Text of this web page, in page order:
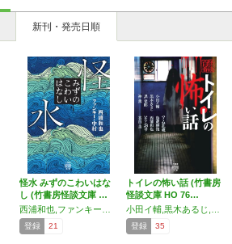
新刊・発売日順
怪水 みずのこわいはな
し (竹書房怪談文庫 …
登録 21
トイレの怖い話 (竹書房
怪談文庫 HO 76…
登録 35